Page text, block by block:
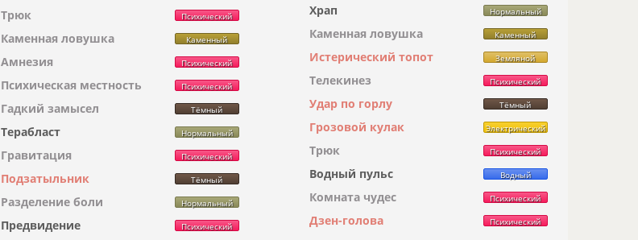
Трюк Психический
Каменная ловушка Каменный
Амнезия Психический
Психическая местность Психический
Гадкий замысел Тёмный
Терабласт Нормальный
Гравитация Психический
Подзатыльник Тёмный
Разделение боли Нормальный
Предвидение Психический
Храп Нормальный
Каменная ловушка Каменный
Истерический топот Земляной
Телекинез Психический
Удар по горлу Тёмный
Грозовой кулак Электрический
Трюк Психический
Водный пульс Водный
Комната чудес Психический
Дзен-голова Психический